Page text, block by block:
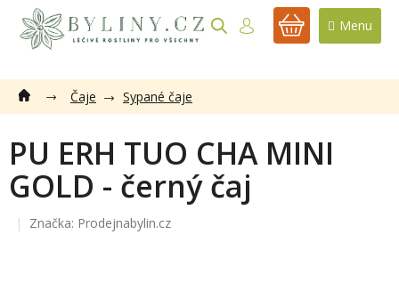
obsah
NÁKUPNÍ
Čaje Sypané čaje
PU ERH TUO CHA MINI
GOLD - černý čaj
Značka: Prodejnabylin.cz